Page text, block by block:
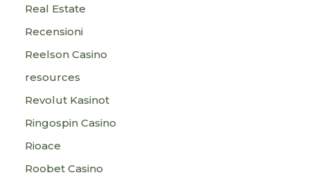
Real Estate
Recensioni
Reelson Casino
resources
Revolut Kasinot
Ringospin Casino
Rioace
Roobet Casino